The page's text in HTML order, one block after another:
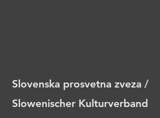
Slovenska prosvetna zveza /
Slowenischer Kulturverband